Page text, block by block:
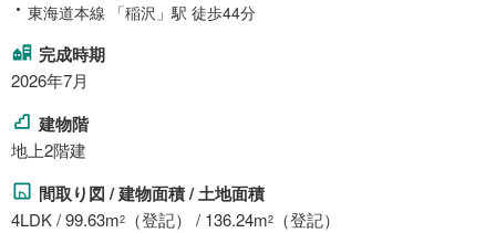
東海道本線 「稲沢」駅 徒歩44分
完成時期
2026年7月
建物階
地上2階建
間取り図 / 建物面積 / 土地面積
4LDK / 99.63m2 （登記） / 136.24m2 （登記）